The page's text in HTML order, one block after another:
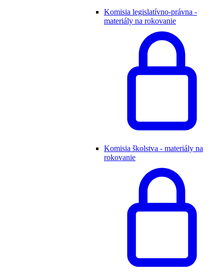
Komisia legislatívno-právna -
materiály na rokovanie
Komisia školstva - materiály na
rokovanie